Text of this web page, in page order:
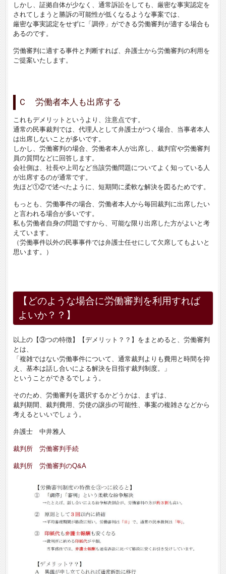
しかし、証拠自体が少なく、通常訴訟をしても、厳密な事実認定を
されてしまうと勝訴の可能性が低くなるような事案では、
厳密な事実認定をせずに「調停」ができる労働審判が適する場合も
あるのです。
労働審判に適する事件と判断すれば、弁護士から労働審判の利用を
ご提案いたします。
Ｃ 労働者本人も出席する
これもデメリットというより、注意点です。
通常の民事裁判では、代理人として弁護士がつく場合、当事者本人
は出席しないことが多いです。
しかし、労働審判の場合、労働者本人が出席し、裁判官や労働審判
員の質問などに回答します。
会社側は、社長や上司など当該労働問題についてよく知っている人
が出席するのが通常です。
先ほど①②で述べたように、短期間に柔軟な解決を図るためです。
もっとも、労働事件の場合、労働者本人から毎回裁判に出席したい
と言われる場合が多いです。
私も労働者自身の問題ですから、可能な限り出席した方がよいと考
えています。
（労働事件以外の民事事件では弁護士任せにして欠席してもよいと
思います。）
【どのような場合に労働審判を利用すれば
よいか？？】
以上の【③つの特徴】【デメリット？？】をまとめると、労働審判
とは、
「複雑ではない労働事件について、通常裁判よりも費用と時間を抑
え、基本は話し合いによる解決を目指す裁判制度。」
ということができるでしょう。
そのため、労働審判を選択するかどうかは、まずは、
裁判期間、裁判費用、労使の譲歩の可能性、事案の複雑さなどから
考えるといいでしょう。
弁護士 中井雅人
裁判所 労働審判手続
裁判所 労働審判のQ&A